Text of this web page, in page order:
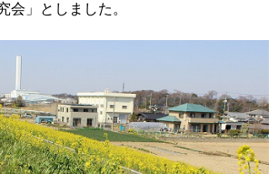
会」としました。